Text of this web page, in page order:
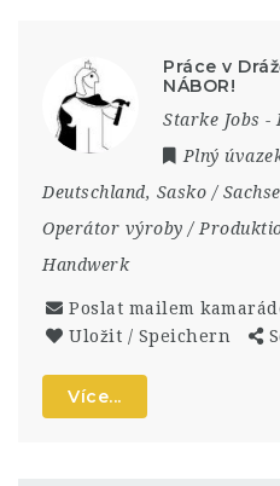
Práce v
NÁBOR!
Starke Jobs -
Plný
Deutschland, Sasko /
Operátor výroby /
Handwerk
Poslat mailem
Uložit / Speichern
Více...